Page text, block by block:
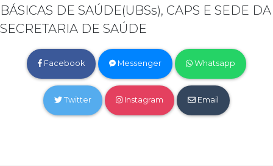
BÁSICAS DE SAÚDE(UBSs), CAPS E SEDE DA
SECRETARIA DE SAÚDE
Facebook Messenger Whatsapp
Twitter Instagram Email